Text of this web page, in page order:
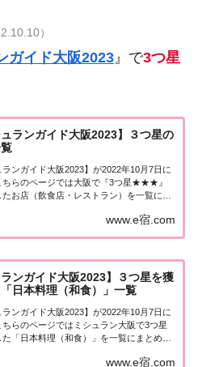
）
ガイド大阪2023 』で3つ星
ュランガイド大阪2023】３つ星の
ランガイド大阪2023】が2022年10月7日に
ちらのページでは大阪で『3つ星★★★』
たお店（飲食店・レストラン）を一覧にま
ンガイド大阪2023で「3つ星」を獲得した
www.e宿.com
ランガイド大阪2023】３つ星を獲
日本料理（和食）」一覧
ランガイド大阪2023】が2022年10月7日に
ちらのページではミシュラン大阪で3つ星
た「日本料理（和食）」を一覧にまとめま
大阪2023」で3つ星を獲得した日本料理の
www.e宿.com